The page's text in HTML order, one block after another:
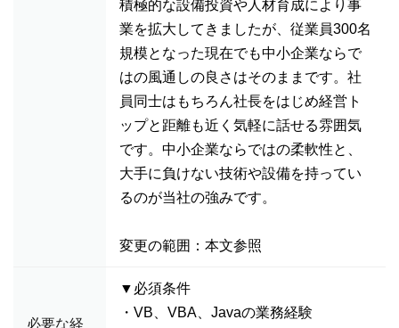
積極的な設備投資や人材育成により事
業を拡大してきましたが、従業員300名
規模となった現在でも中小企業ならで
はの風通しの良さはそのままです。社
員同士はもちろん社長をはじめ経営ト
ップと距離も近く気軽に話せる雰囲気
です。中小企業ならではの柔軟性と、
大手に負けない技術や設備を持ってい
るのが当社の強みです。
変更の範囲：本文参照
必要な経
▼必須条件
・VB、VBA、Javaの業務経験